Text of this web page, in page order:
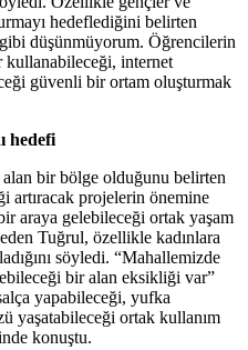
hedeflediğini belirten
düşünmüyorum. Öğrencilerin
kullanabileceği, internet
güvenli bir ortam oluşturmak
hedefi
bir bölge olduğunu belirten
artıracak projelerin önemine
araya gelebileceği ortak yaşam
Tuğrul, özellikle kadınlara
söyledi. “Mahallemizde
bir alan eksikliği var”
yapabileceği, yufka
yaşatabileceği ortak kullanım
konuştu.